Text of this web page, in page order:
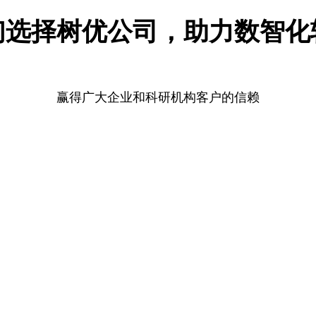
择树优公司，助力数智
赢得广大企业和科研机构客户的信赖